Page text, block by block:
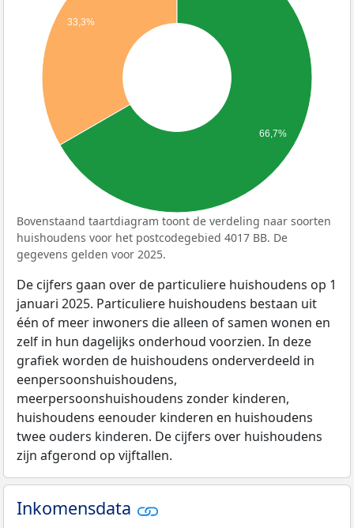
33,3%
66,7%
Bovenstaand taartdiagram toont de verdeling naar soorten
huishoudens voor het postcodegebied 4017 BB. De
gegevens gelden voor 2025.
De cijfers gaan over de particuliere huishoudens op 1
januari 2025. Particuliere huishoudens bestaan uit
één of meer inwoners die alleen of samen wonen en
zelf in hun dagelijks onderhoud voorzien. In deze
grafiek worden de huishoudens onderverdeeld in
eenpersoonshuishoudens,
meerpersoonshuishoudens zonder kinderen,
huishoudens eenouder kinderen en huishoudens
twee ouders kinderen. De cijfers over huishoudens
zijn afgerond op vijftallen.
Inkomensdata